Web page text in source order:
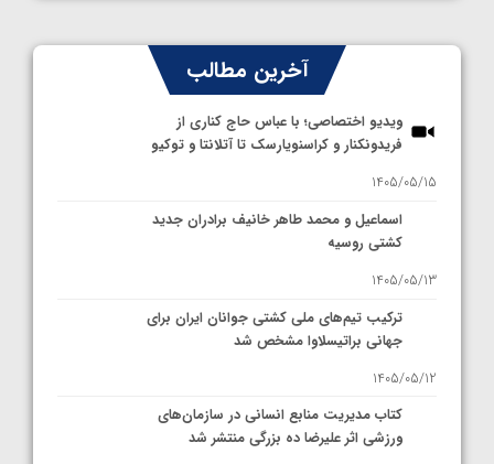
آخرین مطالب
ویدیو اختصاصی؛ با عباس حاج کناری از
فریدونکنار و کراسنویارسک تا آتلانتا و توکیو
1405/05/15
اسماعیل و محمد طاهر خانیف برادران جدید
کشتی روسیه
1405/05/13
ترکیب تیم‌های ملی کشتی جوانان ایران برای
جهانی براتیسلاوا مشخص شد
1405/05/12
کتاب مدیریت منابع انسانی در سازمان‌های
ورزشی اثر علیرضا ده بزرگی منتشر شد